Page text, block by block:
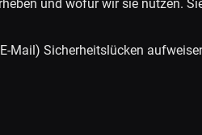
und wofür wir sie nutzen.
Mail) Sicherheitslücken